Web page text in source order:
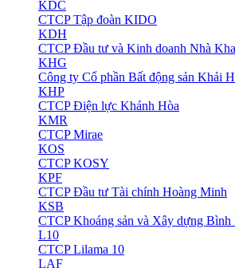
KDC
CTCP Tập đoàn KIDO
KDH
CTCP Đầu tư và Kinh doanh Nhà
KHG
Công ty Cổ phần Bất động sản Khải
KHP
CTCP Điện lực Khánh Hòa
KMR
CTCP Mirae
KOS
CTCP KOSY
KPF
CTCP Đầu tư Tài chính Hoàng Minh
KSB
CTCP Khoáng sản và Xây dựng Bình
L10
CTCP Lilama 10
LAF